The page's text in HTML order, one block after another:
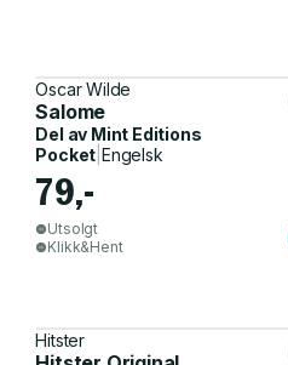
Oscar Wilde
Salome
Del av Mint Editions
Pocket Engelsk
79,-
Utsolgt
Klikk&Hent
Hitster